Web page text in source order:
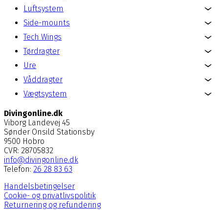
Luftsystem
Side-mounts
Tech Wings
Tørdragter
Ure
Våddragter
Vægtsystem
Divingonline.dk
Viborg Landevej 45
Sønder Onsild Stationsby
9500 Hobro
CVR: 28705832
info@divingonline.dk
Telefon: 26 28 83 63
Handelsbetingelser
Cookie- og privatlivspolitik
Returnering og refundering